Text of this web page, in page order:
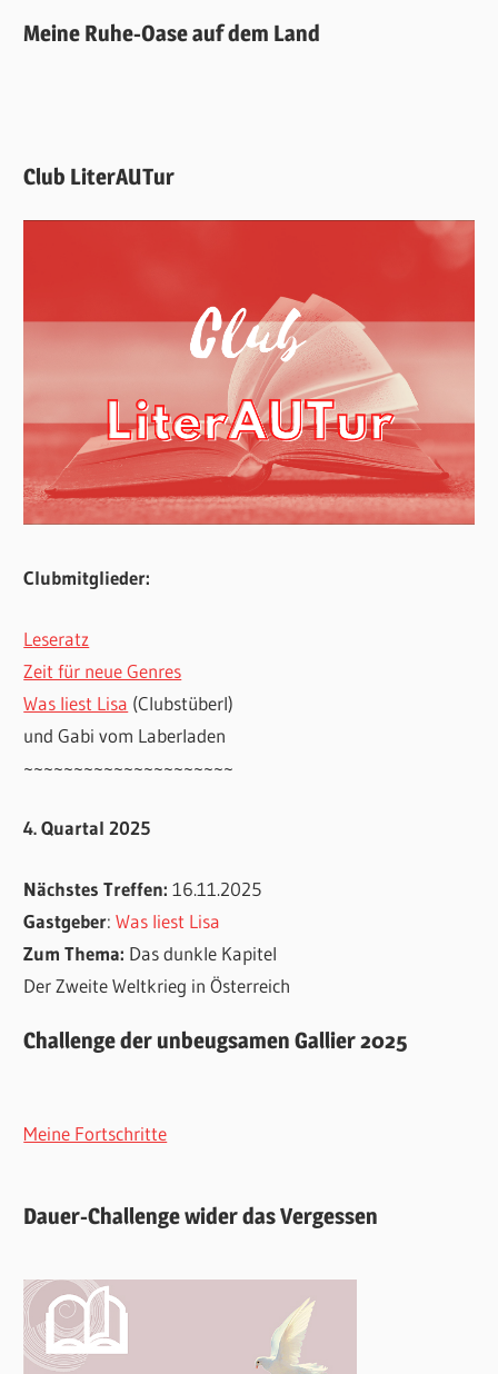
Meine Ruhe-Oase auf dem Land
Club LiterAUTur
Clubmitglieder:
Leseratz
Zeit für neue Genres
Was liest Lisa (Clubstüberl)
und Gabi vom Laberladen
~~~~~~~~~~~~~~~~~~~~~
4. Quartal 2025
Nächstes Treffen:16.11.2025
Gastgeber:Was liest Lisa
Zum Thema: Das dunkle Kapitel
Der Zweite Weltkrieg in Österreich
Challenge der unbeugsamen Gallier 2025
Meine Fortschritte
Dauer-Challenge wider das Vergessen